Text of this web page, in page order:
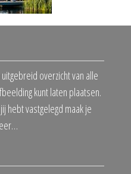
overzicht van alle
kunt laten plaatsen.
hebt vastgelegd maak je